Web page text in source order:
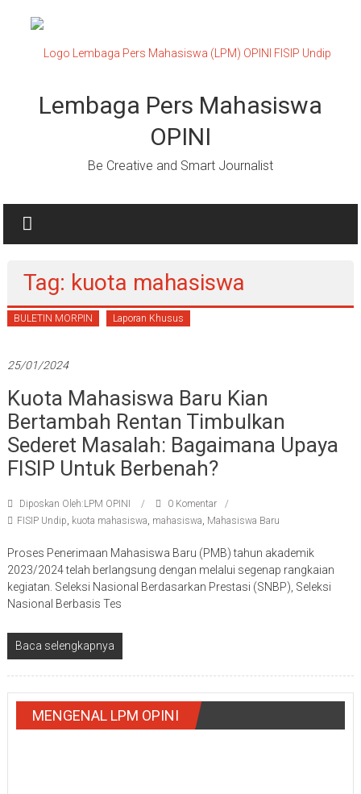
Lembaga Pers Mahasiswa
OPINI
Be Creative and Smart Journalist
Tag: kuota mahasiswa
BULETIN MORPIN Laporan Khusus
25/01/2024
Kuota Mahasiswa Baru Kian
Bertambah Rentan Timbulkan
Sederet Masalah: Bagaimana Upaya
FISIP Untuk Berbenah?
Diposkan Oleh:LPM OPINI
0 Komentar
FISIP Undip, kuota mahasiswa, mahasiswa, Mahasiswa Baru
Proses Penerimaan Mahasiswa Baru (PMB) tahun akademik
2023/2024 telah berlangsung dengan melalui segenap rangkaian
kegiatan. Seleksi Nasional Berdasarkan Prestasi (SNBP), Seleksi
Nasional Berbasis Tes
Baca selengkapnya
MENGENAL LPM OPINI